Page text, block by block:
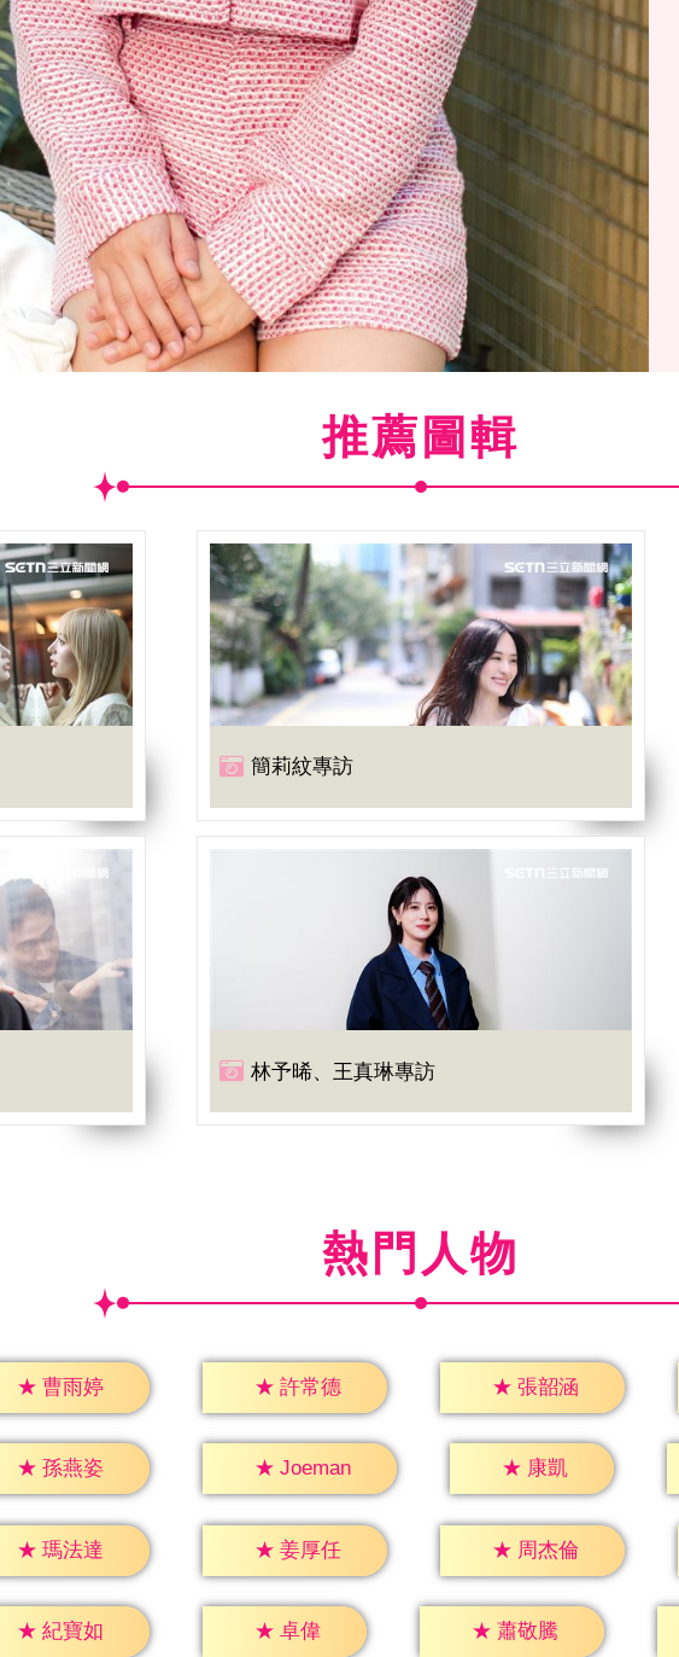
/19)翁鈺鈞三立新聞網專訪。（圖／記者楊澍攝影）
推薦圖輯
簡莉紋專訪
林予晞、王真琳專訪
熱門人物
★ 曹雨婷 ★ 許常德 ★ 張韶涵
★ 孫燕姿 ★ Joeman ★ 康凱
★ 瑪法達 ★ 姜厚任 ★ 周杰倫
★ 紀寶如 ★ 卓偉 ★ 蕭敬騰